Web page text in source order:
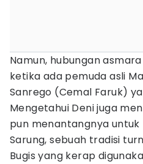
Namun, hubungan
ketika ada pemuda asli
Sanrego (Cemal Faruk)
Mengetahui Deni juga
pun menantangnya
Sarung, sebuah tradisi
Bugis yang kerap